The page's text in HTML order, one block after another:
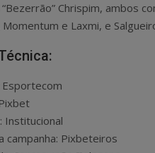
“Bezerrão” Chrispim, ambos
e Laxmi, e
Esportecom
Institucional
campanha: Pixbeteiros